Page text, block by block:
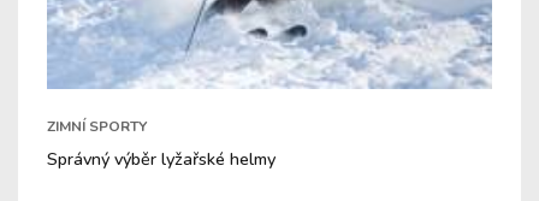
ZIMNÍ SPORTY
Správný výběr lyžařské helmy